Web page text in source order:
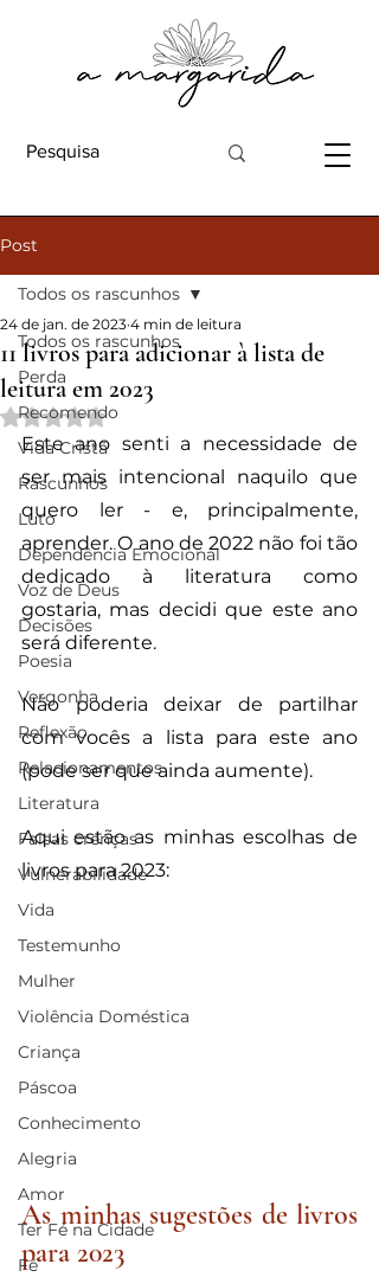
Post
Todos os rascunhos
Perda
Recomendo
Vida Cristã
Rascunhos
Luto
Dependência Emocional
Voz de Deus
Decisões
Poesia
Vergonha
Reflexão
Relacionamentos
Literatura
Falsas crenças
Vulnerabilidade
Vida
Testemunho
Mulher
Violência Doméstica
Criança
Páscoa
Conhecimento
Alegria
Amor
Ter Fé na Cidade
Fé
Todos os rascunhos
11 livros para adicionar à lista de
leitura em 2023
24 de jan. de 2023 4 min de leitura
Avaliado com NaN de 5 estrelas.
Este ano senti a necessidade de
ser mais intencional naquilo que
quero ler - e, principalmente,
aprender. O ano de 2022 não foi tão
dedicado à literatura como
gostaria, mas decidi que este ano
será diferente.
Não poderia deixar de partilhar
com vocês a lista para este ano
(pode ser que ainda aumente).
Aqui estão as minhas escolhas de
livros para 2023:
As minhas sugestões de livros
para 2023